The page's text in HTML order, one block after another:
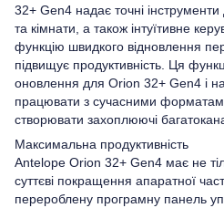
32+ Gen4 надає точні інструменти
та кімнати, а також інтуїтивне
функцію швидкого відновлення
підвищує продуктивність. Ця
оновлення для Orion 32+ Gen4 і
працювати з сучасними
створювати захоплюючі
Максимальна продуктивність
Antelope Orion 32+ Gen4 має не
суттєві покращення апаратної
перероблену програмну панель